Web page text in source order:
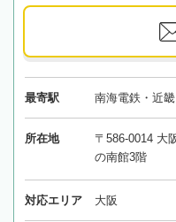
最寄駅 南海電鉄・近
所在地
〒586-0014 大
の南館3階
対応エリア 大阪